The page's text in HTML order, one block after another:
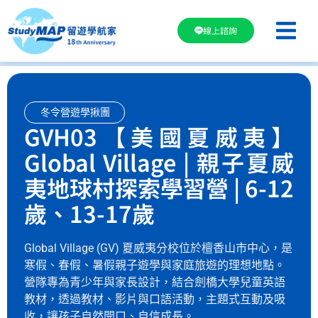
線上諮詢
冬令營遊學揪團
GVH03【美國夏威夷】
Global Village | 親子夏威
夷地球村探索學習營 | 6-12
歲、13-17歲
Global Village (GV) 夏威夷分校位於檀香山市中心，是
寒假、春假、暑假親子遊學與家庭旅遊的理想地點。
營隊專為青少年與家長設計，結合劍橋大學兒童英語
教材，透過教材、影片與口語活動，主題式互動及吸